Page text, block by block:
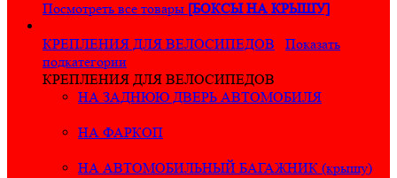
Посмотреть все товары [БОКСЫ НА КРЫШУ]
КРЕПЛЕНИЯ ДЛЯ ВЕЛОСИПЕДОВ
Показать
подкатегории
КРЕПЛЕНИЯ ДЛЯ ВЕЛОСИПЕДОВ
НА ЗАДНЮЮ ДВЕРЬ АВТОМОБИЛЯ
НА ФАРКОП
НА АВТОМОБИЛЬНЫЙ БАГАЖНИК (крышу)